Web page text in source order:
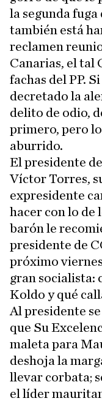
la segunda
también está
reclamen
Canarias, el tal
fachas del PP.
decretado la
delito de odio,
primero, pero lo
aburrido.
El presidente
Víctor Torres,
expresidente
hacer con lo de
barón le
presidente de
próximo
gran socialista:
Koldo y qué
Al presidente
que Su
maleta para
deshoja la
llevar corbata;
el líder